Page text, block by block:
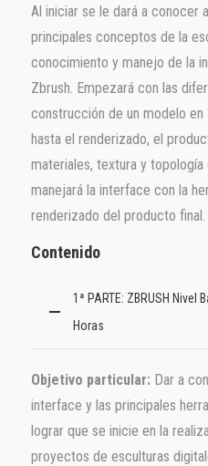
Al iniciar se le dará a conocer
principales conceptos de la
conocimiento y manejo de la
Zbrush. Empezará con las
construcción de un modelo
hasta el renderizado, el
materiales, textura y topología
manejará la interface con la
renderizado del producto final.
Contenido
1ª PARTE: ZBRUSH
Horas
Objetivo particular: Dar a
interface y las principales
lograr que se inicie en la
proyectos de esculturas